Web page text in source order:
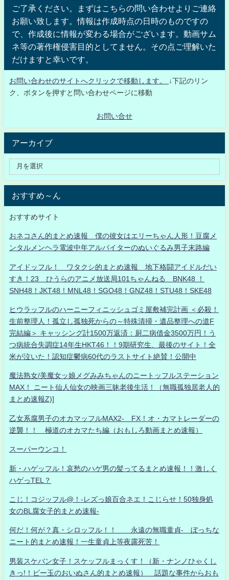
ご了承ください。まずはこちらの問い合わせよりご連絡
お願い致します。情報は作成時点の日時のものですの
で、作成後に情報が変わる場合がございます。動画サム
ネ等の著作権侵害目的としてません。その点ご理解いた
だけますと幸いです。
お問い合わせのサイトへクリックで移動します。
↓下記のリン
ク、ボタンを押すと問い合わせページに移動
お問い合せ
アーカイブ
おすすめ～ん
おすすめサイト
おネコさん的まとめ速報 僕の彼女はエリーちゃん人形！豆腐メ
ンタルメンヘラ電波中年アルバイターのぬいぐるみ男子末路編
アイドッフル！ ワタクシ的まとめ速報 地下格闘アイドルだい
すき！23 ひうらのアニメ放送局101ちゃんねる BNK48 ！
SNH48！JKT48！MNL48！SGO48！GNZ48！STU48！SKE48
ヒウラッフルのハーニーフィニッシュゴミ屋敷補完計画 ＜必殺！
生前整理人！孤立し孤独死からの～特殊清掃・遺品整理への道F
完結編＞ キャッシング計1500万返済：厨二病借金3500万円！う
つ病統合失調症14年生HKT46！！9期研究生、最後のサイト！全
米が泣いた！認知症鬱病60代のラストサイト絶賛！公開中
魔法熟女/美魔女ッ娘メグみみちゃんのニートッフルステーション
MAX！ ニート仙人仙女の映画三昧老後生活！（無職孤独居老人的
まとめ速報Z)]
乙女系腐男子のオカマッフルMAX2- FX！オ・カマトレーダーの
逆襲！！ 極道のオカマたち編（おもしろ動画まとめ速報）
スーパーウンコ！
新・ハゲッフル！哀愁のハゲ男の髪ってるまとめ速報！！激しく
ハゲっTEL？
こじ！コジッフル@！-レズっ娘百合ネエ！こじらせ！50独身処
女のBL腐女子的まとめ速報-
何だ！何が？真・シロッフル！！ 永遠の無職童貞- ぼっちな
ニート的まとめ速報！一生童貞上等夜露死苦！
男装スケバン女子！スケッフルまっくす！（新・ナンノひゃくし
きっ!！ビー玉のおいぬさん的まとめ速報） 話題な事件からおも